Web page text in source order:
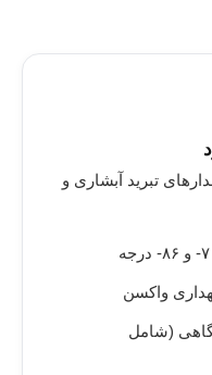
تبرید آبشاری و
واکسن
(شامل